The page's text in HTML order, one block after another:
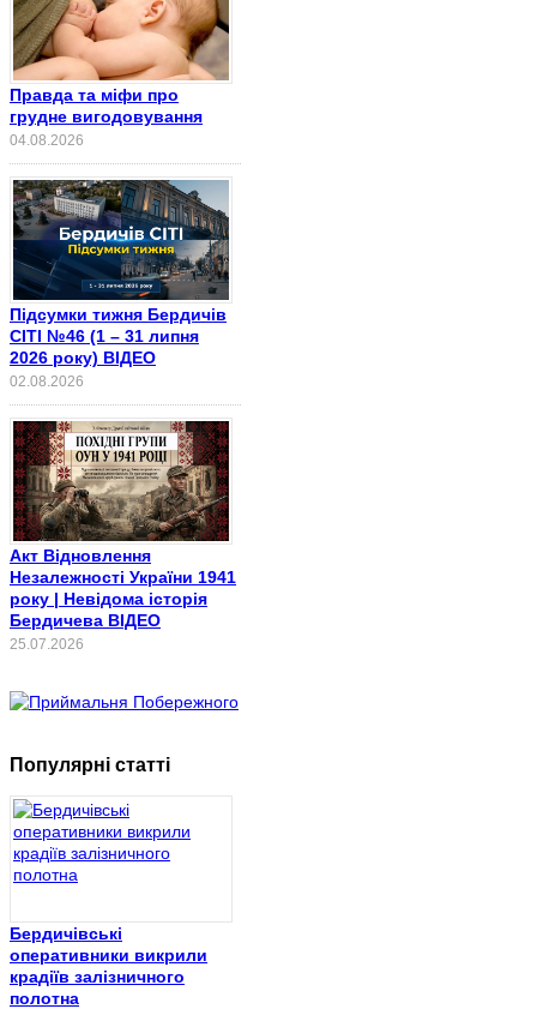
Правда та міфи про
грудне вигодовування
04.08.2026
Підсумки тижня Бердичів
СІТІ №46 (1 – 31 липня
2026 року) ВІДЕО
02.08.2026
Акт Відновлення
Незалежності України 1941
року | Невідома історія
Бердичева ВІДЕО
25.07.2026
Популярні статті
Бердичівські
оперативники викрили
крадіїв залізничного
полотна